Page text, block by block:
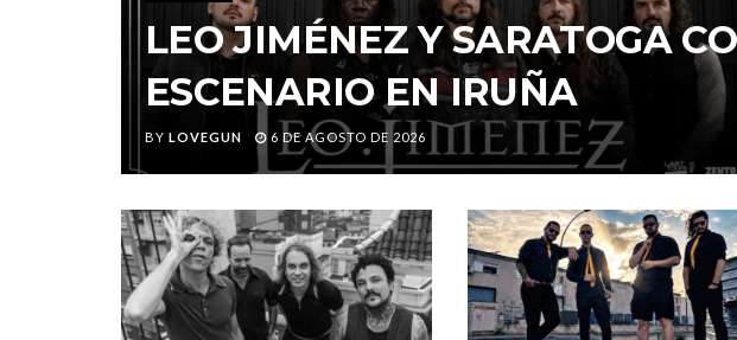
LEO JIMÉNEZ Y SARATOGA
ESCENARIO EN IRUÑA
BY LOVEGUN 6 DE AGOSTO DE 2026